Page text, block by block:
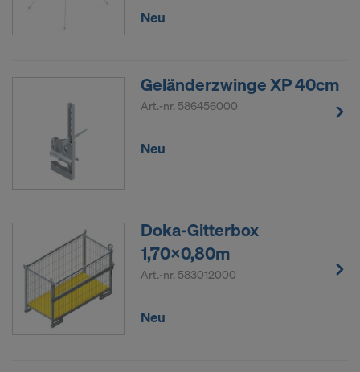
Neu
Geländerzwinge XP 40cm
Art.-nr. 586456000
Neu
Doka-Gitterbox
1,70x0,80m
Art.-nr. 583012000
Neu